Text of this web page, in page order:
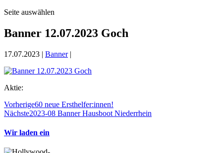
Seite auswählen
Banner 12.07.2023 Goch
17.07.2023 | Banner|
Aktie:
Vorherige60 neue Ersthelfer:innen!
Nächste2023-08 Banner Hausboot Niederrhein
Wir laden ein